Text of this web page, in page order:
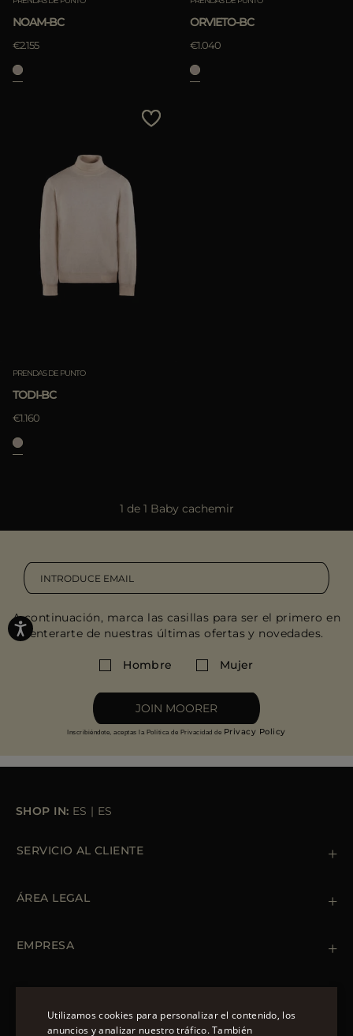
NOAM-BC
€2.155
ORVIETO-BC
€1.040
PRENDAS DE PUNTO
TODI-BC
€1.160
1 de 1 Baby cachemir
A continuación, marca las casillas para ser el primero en
enterarte de nuestras últimas ofertas y novedades.
Hombre Mujer
JOIN MOORER
Inscribiéndote, aceptas la Política de Privacidad de Privacy Policy
SHOP IN: ES | ES
SERVICIO AL CLIENTE
Pedidos y pagos
ÁREA LEGAL
Política de cookies
Declaración de accesibilidad
EMPRESA
Bomber Cuero Hombre
Abrigo Verano Mujer
Utilizamos cookies para personalizar el contenido, los
anuncios y analizar nuestro tráfico. También